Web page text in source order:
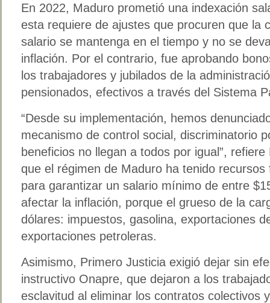
En 2022, Maduro prometió una indexación
esta requiere de ajustes que procuren que la
salario se mantenga en el tiempo y no se
inflación. Por el contrario, fue aprobando
los trabajadores y jubilados de la
pensionados, efectivos a través del Sistema
“Desde su implementación, hemos
mecanismo de control social, discriminatorio
beneficios no llegan a todos por igual”,
que el régimen de Maduro ha tenido
para garantizar un salario mínimo de entre
afectar la inflación, porque el grueso de la
dólares: impuestos, gasolina, exportaciones
exportaciones petroleras.
Asimismo, Primero Justicia exigió dejar sin
instructivo Onapre, que dejaron a los
esclavitud al eliminar los contratos colectivos